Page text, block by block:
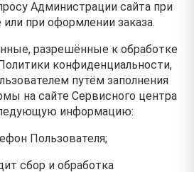
Администрации сайта при
или при оформлении заказа.
разрешённые к обработке
конфиденциальности,
путём заполнения
на cайте Сервисного центра
информацию:
Пользователя;
сбор и обработка